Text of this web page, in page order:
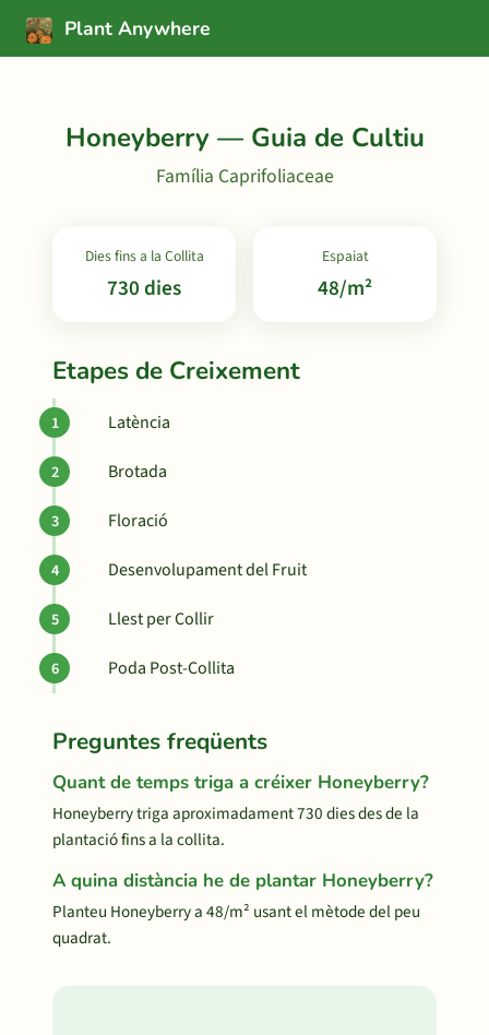
Plant Anywhere
Honeyberry — Guia de Cultiu
Família Caprifoliaceae
Dies fins a la Collita
730 dies
Espaiat
48/m²
Etapes de Creixement
Latència
Brotada
Floració
Desenvolupament del Fruit
Llest per Collir
Poda Post-Collita
Preguntes freqüents
Quant de temps triga a créixer Honeyberry?
Honeyberry triga aproximadament 730 dies des de la
plantació fins a la collita.
A quina distància he de plantar Honeyberry?
Planteu Honeyberry a 48/m² usant el mètode del peu
quadrat.